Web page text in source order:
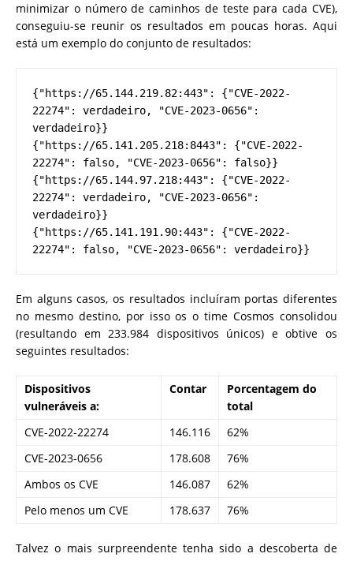
minimizar o número de caminhos de teste para cada CVE),
conseguiu-se reunir os resultados em poucas horas. Aqui
está um exemplo do conjunto de resultados:
{"https://65.144.219.82:443": {"CVE-2022-
22274": verdadeiro, "CVE-2023-0656":
verdadeiro}}
{"https://65.141.205.218:8443": {"CVE-2022-
22274": falso, "CVE-2023-0656": falso}}
{"https://65.144.97.218:443": {"CVE-2022-
22274": verdadeiro, "CVE-2023-0656":
verdadeiro}}
{"https://65.141.191.90:443": {"CVE-2022-
22274": falso, "CVE-2023-0656": verdadeiro}}
Em alguns casos, os resultados incluíram portas diferentes
no mesmo destino, por isso os o time Cosmos consolidou
(resultando em 233.984 dispositivos únicos) e obtive os
seguintes resultados:
Dispositivos
vulneráveis ​​a:
Contar Porcentagem do
total
CVE-2022-22274
146.116
62%
CVE-2023-0656
178.608
76%
Ambos os CVE
146.087
62%
Pelo menos um CVE
178.637 76%
Talvez o mais surpreendente tenha sido a descoberta de